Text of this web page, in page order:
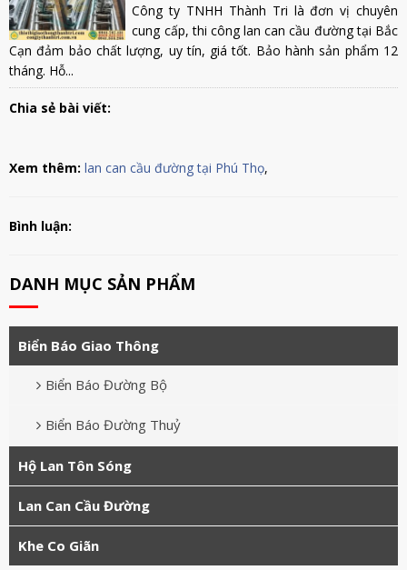
Công ty TNHH Thành Tri là đơn vị chuyên
cung cấp, thi công lan can cầu đường tại Bắc
Cạn đảm bảo chất lượng, uy tín, giá tốt. Bảo hành sản phẩm 12
tháng. Hỗ...
Chia sẻ bài viết:
Xem thêm: lan can cầu đường tại Phú Thọ,
Bình luận:
DANH MỤC SẢN PHẨM
Biển Báo Giao Thông
Biển Báo Đường Bộ
Biển Báo Đường Thuỷ
Hộ Lan Tôn Sóng
Lan Can Cầu Đường
Khe Co Giãn